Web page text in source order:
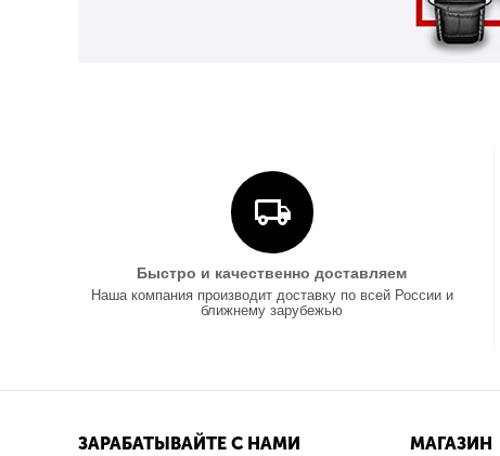
Быстро и качественно доставляем
Наша компания производит доставку по всей России и
ближнему зарубежью
ЗАРАБАТЫВАЙТЕ С НАМИ МАГАЗИН